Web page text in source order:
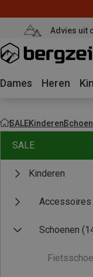
Advies uit
Dames Heren
SALEKinderen
SALE
Kinderen
Accessoires
Schoenen